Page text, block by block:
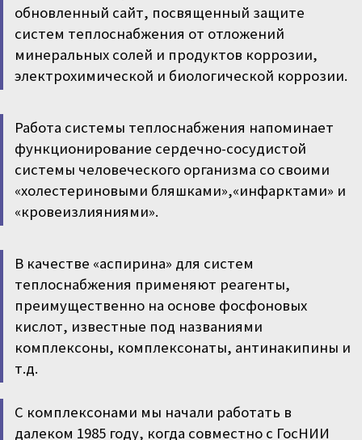
обновленный сайт, посвященный защите
систем теплоснабжения от отложений
минеральных солей и продуктов коррозии,
электрохимической и биологической коррозии.
Работа системы теплоснабжения напоминает
функционирование сердечно-сосудистой
системы человеческого организма со своими
«холестериновыми бляшками»,«инфарктами» и
«кровеизлияниями».
В качестве «аспирина» для систем
теплоснабжения применяют реагенты,
преимущественно на основе фосфоновых
кислот, известные под названиями
комплексоны, комплексонаты, антинакипины и
т.д.
С комплексонами мы начали работать в
далеком 1985 году, когда совместно с ГосНИИ